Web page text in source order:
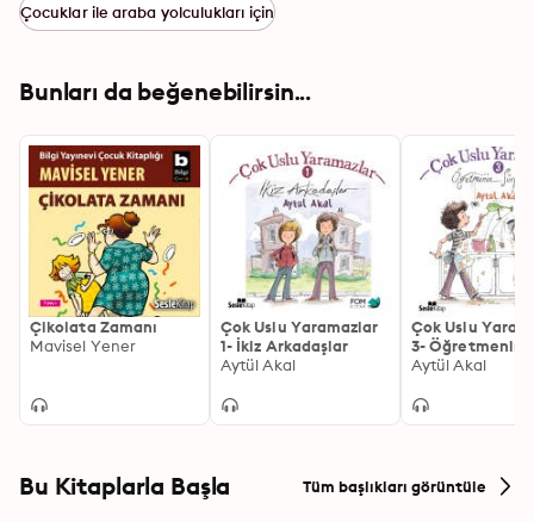
Çocuklar ile araba yolculukları için
Bunları da beğenebilirsin...
Çikolata Zamanı
Mavisel Yener
Çok Uslu Yaramazlar
1- İkiz Arkadaşlar
Aytül Akal
Çok Uslu
3- Öğretmenin
Sürprizi
Aytül Akal
Bu Kitaplarla Başla Tüm başlıkları görüntüle